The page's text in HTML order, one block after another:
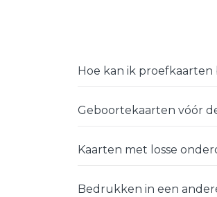
Hoe kan ik proefkaarten
Geboortekaarten vóór
Kaarten met losse
Bedrukken in een